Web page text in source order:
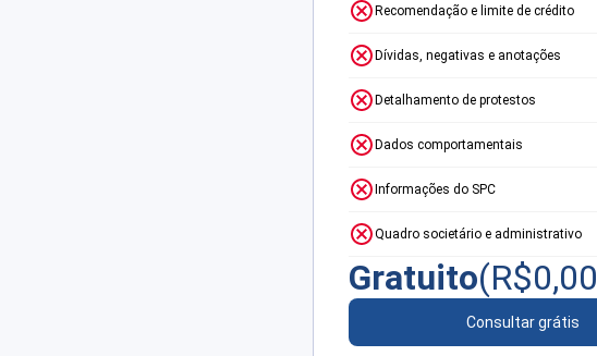
Recomendação e limite de crédito
Dívidas, negativas e anotações
Detalhamento de protestos
Dados comportamentais
Informações do SPC
Quadro societário e administrativo
Gratuito(R$0,00
Consultar grátis